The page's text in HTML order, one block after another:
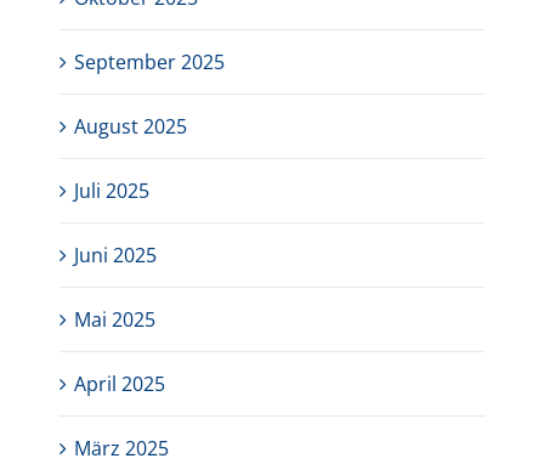
September 2025
August 2025
Juli 2025
Juni 2025
Mai 2025
April 2025
März 2025